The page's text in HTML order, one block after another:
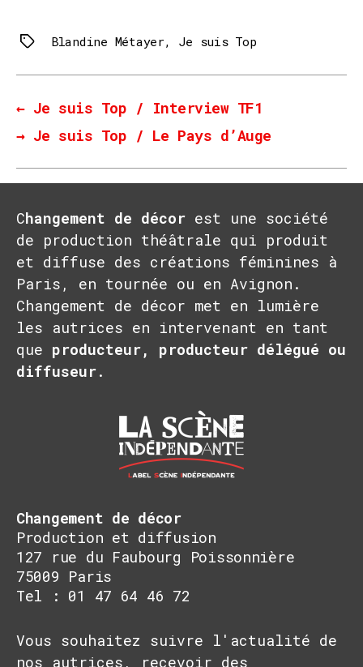
Tags Blandine Métayer, Je suis Top
← Je suis Top / Interview TF1
→ Je suis Top / Le Pays d’Auge
Changement de décor est une société
de production théâtrale qui produit
et diffuse des créations féminines à
Paris, en tournée ou en Avignon.
Changement de décor met en lumière
les autrices en intervenant en tant
que producteur, producteur délégué ou
diffuseur.
Changement de décor
Production et diffusion
127 rue du Faubourg Poissonnière
75009 Paris
Tel : 01 47 64 46 72
Vous souhaitez suivre l'actualité de
nos autrices, recevoir des